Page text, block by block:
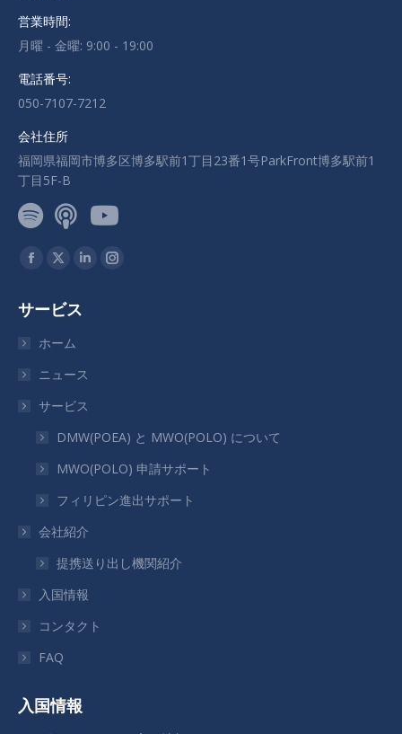
営業時間:
月曜 - 金曜: 9:00 - 19:00
電話番号:
050-7107-7212
会社住所
福岡県福岡市博多区博多駅前1丁目23番1号ParkFront博多駅前1
丁目5F-B
私達を見つけてください：
Facebook
ー
ジ
新
し
い
ィ
ン
ド
で
開
き
す
X
ー
ジ
新
し
い
ィ
ン
ド
で
開
き
す
Linkedin
新
し
い
ィ
ン
ド
で
開
き
Instagram
い
ィ
ン
で
サービス
ホーム
ニュース
サービス
DMW(POEA) と MWO(POLO) について
MWO(POLO) 申請サポート
フィリピン進出サポート
会社紹介
提携送り出し機関紹介
入国情報
コンタクト
FAQ
入国情報